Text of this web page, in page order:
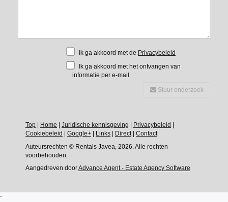
Ik ga akkoord met de Privacybeleid
Ik ga akkoord met het ontvangen van
informatie per e-mail
Stuur onderzoek
Top Home Juridische kennisgeving Privacybeleid
Cookiebeleid
Google+ Links Direct| Contact
Auteursrechten © Rentals Javea, 2026. Alle rechten
voorbehouden.
Aangedreven doorAdvance Agent - Estate Agency Software
-